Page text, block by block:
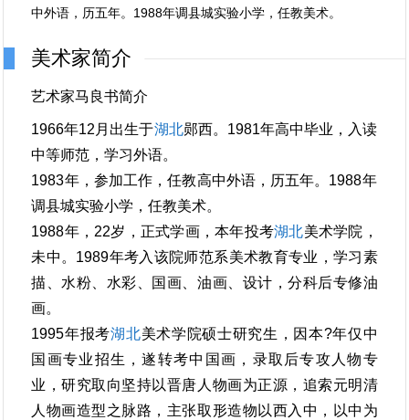
中外语，历五年。1988年调县城实验小学，任教美术。
美术家简介
艺术家马良书简介
1966年12月出生于湖北郧西。1981年高中毕业，入读
中等师范，学习外语。
1983年，参加工作，任教高中外语，历五年。1988年
调县城实验小学，任教美术。
1988年，22岁，正式学画，本年投考湖北美术学院，
未中。1989年考入该院师范系美术教育专业，学习素
描、水粉、水彩、国画、油画、设计，分科后专修油
画。
1995年报考湖北美术学院硕士研究生，因本?年仅中
国画专业招生，遂转考中国画，录取后专攻人物专
业，研究取向坚持以晋唐人物画为正源，追索元明清
人物画造型之脉路，主张取形造物以西入中，以中为